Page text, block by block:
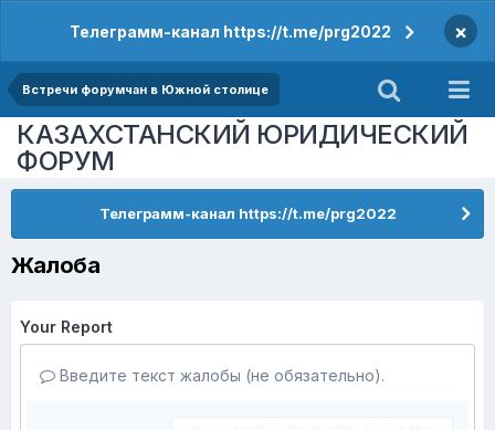
Телеграмм-канал https://t.me/prg2022 ×
Встречи форумчан в Южной столице
КАЗАХСТАНСКИЙ ЮРИДИЧЕСКИЙ
ФОРУМ
Телеграмм-канал https://t.me/prg2022
Жалоба
Your Report
Введите текст жалобы (не обязательно).